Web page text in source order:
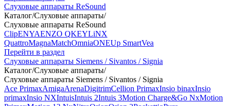
Слуховые аппараты ReSound
Каталог/Слуховые аппараты/
Слуховые аппараты ReSound
ClipENYAENZO QKEYLiNX
QuattroMagnaMatchOmniaONEUp SmartVea
Перейти в раздел
Слуховые аппараты Siemens / Sivantos / Signia
Каталог/Слуховые аппараты/
Слуховые аппараты Siemens / Sivantos / Signia
Ace PrimaxAmigaArenaDigitrimCellion PrimaxInsio binaxInsio
primaxInsio NXIntuisIntuis 2Intuis 3Motion Charge&Go NxMotion